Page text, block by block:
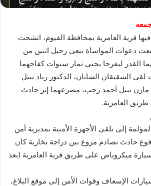
قرية العامرية بمحافظة الفيوم، اتشحت
دعوات المواساة تنعى رحيل اثنين من
القدر ليفرحا بجني ثمار سنوات كفاحهما
الشقيقان الشابان، الدكتور زياد نبيل
نبيل أحمد رجب، مصرعهما إثر حادث
العامرية.
إلى تلقي الأجهزة الأمنية بمديرية أمن
حادث تصادم مروع بين دراجة بخارية كان
ميكروباص على طريق قرية العامرية (بعد
الإسعاف وقوات الأمن إلى موقع البلاغ،